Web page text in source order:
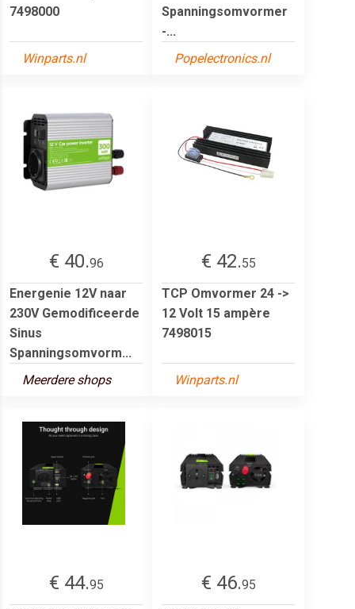
7498000
Winparts.nl
Spanningsomvormer
-...
Popelectronics.nl
€ 40.96
Energenie 12V naar
230V Gemodificeerde
Sinus
Spanningsomvorm...
Meerdere shops
€ 42.55
TCP Omvormer 24 ->
12 Volt 15 ampère
7498015
Winparts.nl
€ 44.95
€ 46.95